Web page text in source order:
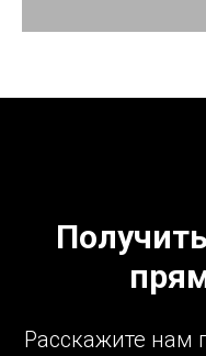
Расскажите нам